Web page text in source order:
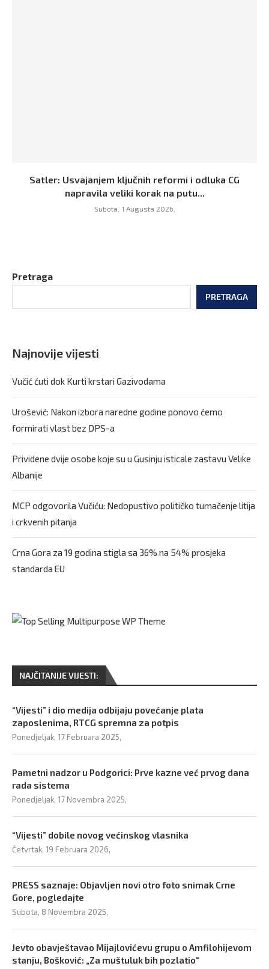
Satler: Usvajanjem ključnih reformi i odluka CG
napravila veliki korak na putu...
Subota, 1 Augusta 2026,
Pretraga
PRETRAGA
Najnovije vijesti
Vučić ćuti dok Kurti krstari Gazivodama
Urošević: Nakon izbora naredne godine ponovo ćemo
formirati vlast bez DPS-a
Prividene dvije osobe koje su u Gusinju isticale zastavu Velike
Albanije
MCP odgovorila Vučiću: Nedopustivo političko tumačenje litija
i crkvenih pitanja
Crna Gora za 19 godina stigla sa 36% na 54% prosjeka
standarda EU
NAJČITANIJE VIJESTI:
“Vijesti” i dio medija odbijaju povećanje plata
zaposlenima, RTCG spremna za potpis
Ponedjeljak, 17 Februara 2025,
Pametni nadzor u Podgorici: Prve kazne već prvog dana
rada sistema
Ponedjeljak, 17 Novembra 2025,
“Vijesti” dobile novog većinskog vlasnika
Četvrtak, 19 Februara 2026,
PRESS saznaje: Objavljen novi otro foto snimak Crne
Gore, pogledajte
Subota, 8 Novembra 2025,
Jevto obavještavao Mijajlovićevu grupu o Amfilohijevom
stanju, Bošković: „Za muštuluk bih pozlatio“